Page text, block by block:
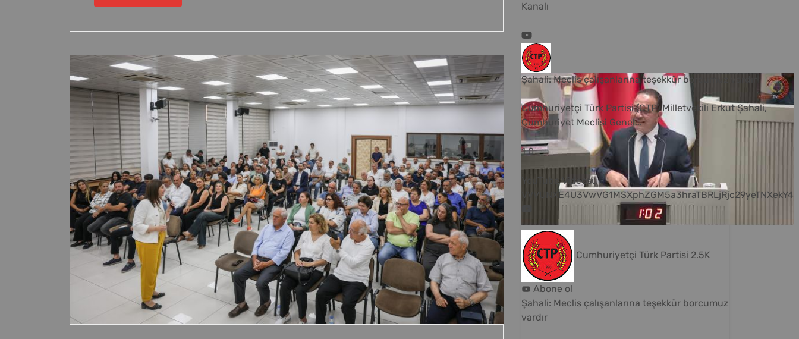
Kanalı
Şahali: Meclis çalışanlarına teşekkür borcumuz vardır
Cumhuriyetçi Türk Partisi (CTP) Milletvekili Erkut Şahali,
Cumhuriyet Meclisi Genel...
1 0
YouTube Videosu
VVVUNXE4U3VwVG1MSXphZGM5a3hraTBRLjRjc29yeTNXekY4
Cumhuriyetçi Türk Partisi 2.5K
Abone ol
Şahali: Meclis çalışanlarına teşekkür borcumuz
vardır